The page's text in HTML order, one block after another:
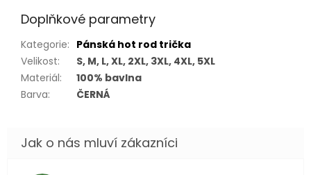
Doplňkové parametry
Kategorie: Pánská hot rod trička
Velikost:
S, M, L, XL, 2XL, 3XL, 4XL, 5XL
Materiál:
100% bavlna
Barva: ČERNÁ